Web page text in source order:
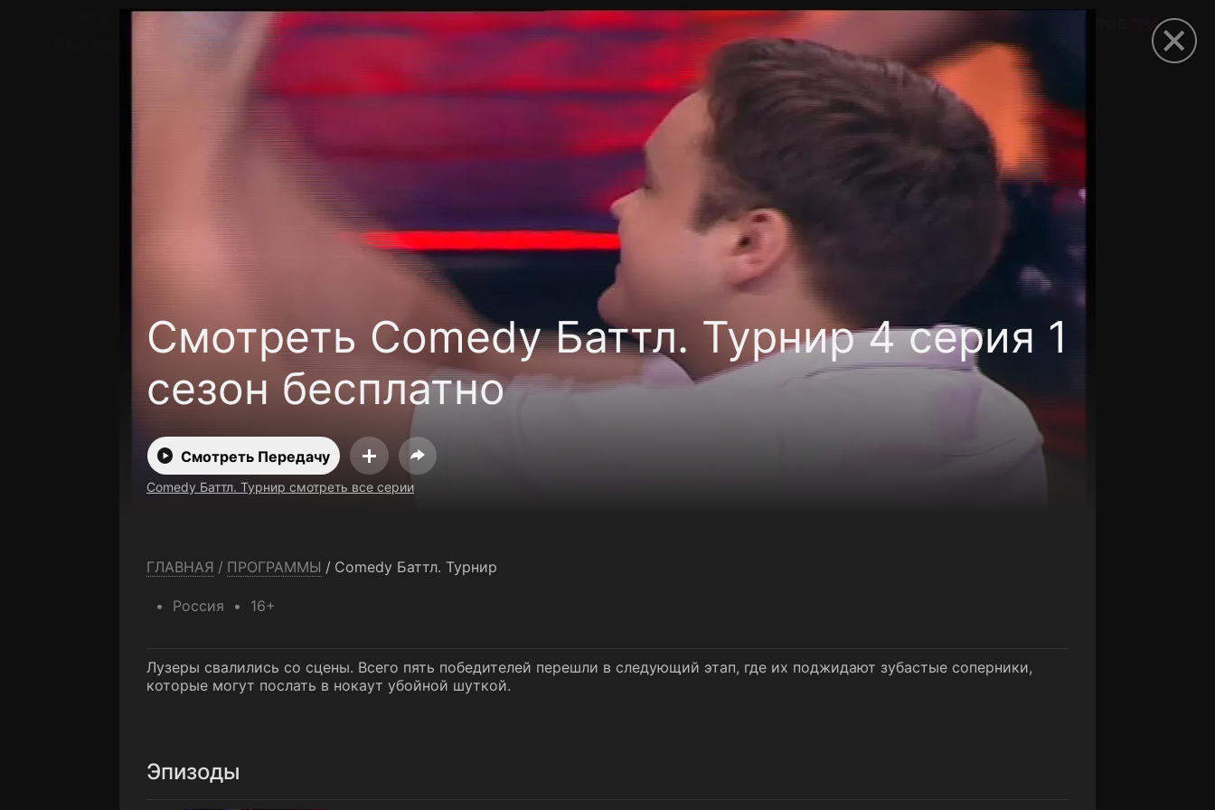
Смотреть Comedy Баттл. Турнир 4 серия 1
сезон бесплатно
Смотреть Передачу
Comedy Баттл. Турнир смотреть все серии
ГЛАВНАЯ / ПРОГРАММЫ / Comedy Баттл. Турнир
Россия 16+
Лузеры свалились со сцены. Всего пять победителей перешли в следующий этап, где их поджидают зубастые соперники,
которые могут послать в нокаут убойной шуткой.
Эпизоды
Телефон поддержки:+7 (727) 323 10 92
Пользовательское соглашение
Политика конфиденциальности Открыть приложение Ввести промокод